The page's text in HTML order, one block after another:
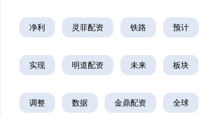
净利 灵菲配资 铁路 预计
实现 明道配资 未来 板块
调整 数据 金鼎配资 全球